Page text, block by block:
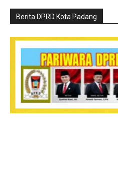
Berita DPRD Kota Padang